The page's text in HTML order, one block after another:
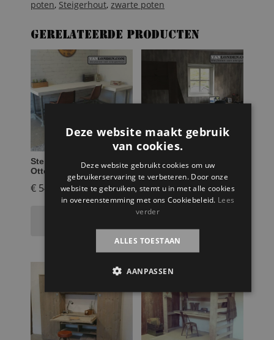
poten, Steigerhout, zwarte poten
Gerelateerde producten
Steigerhouten bureau
Otto
€ 549,95
Steigerhouten bureau
Aiden
€265,00
Selecteer opties
Deze website maakt gebruik
van cookies.
Deze website gebruikt cookies om uw
gebruikerservaring te verbeteren. Door onze
website te gebruiken, stemt u in met alle cookies
in overeenstemming met ons Cookiebeleid. Lees
verder
ALLES TOESTAAN
AANPASSEN